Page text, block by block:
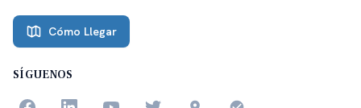
Cómo Llegar
SÍGUENOS